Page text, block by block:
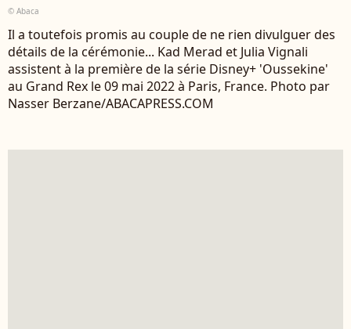
© Abaca
Il a toutefois promis au couple de ne rien divulguer des
détails de la cérémonie... Kad Merad et Julia Vignali
assistent à la première de la série Disney+ 'Oussekine'
au Grand Rex le 09 mai 2022 à Paris, France. Photo par
Nasser Berzane/ABACAPRESS.COM